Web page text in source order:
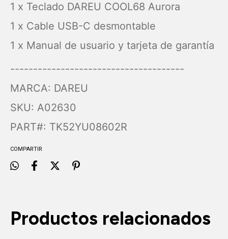
1 x Teclado DAREU COOL68 Aurora
1 x Cable USB-C desmontable
1 x Manual de usuario y tarjeta de garantía
--------------------------------------
MARCA: DAREU
SKU: A02630
PART#: TK52YU08602R
COMPARTIR
Productos relacionados